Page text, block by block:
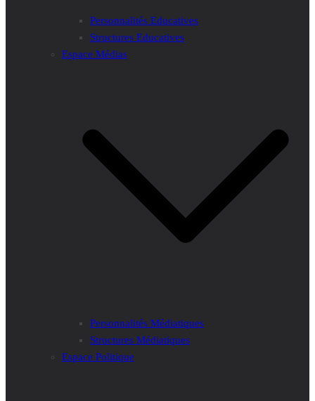
Personnalités Educatives
Structures Educatives
Espace Médias
Personnalités Médiatiques
Structures Médiatiques
Espace Politique